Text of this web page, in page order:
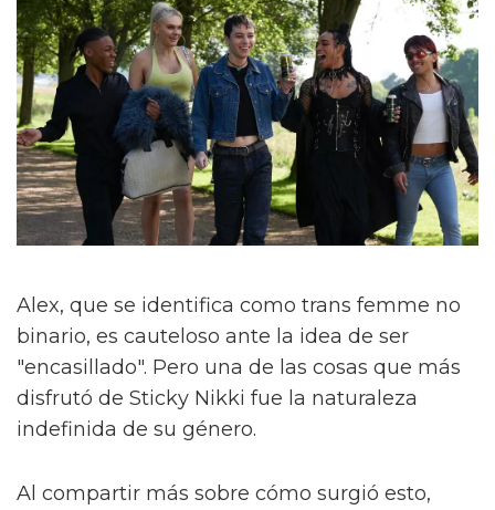
Alex, que se identifica como trans femme no
binario, es cauteloso ante la idea de ser
"encasillado". Pero una de las cosas que más
disfrutó de Sticky Nikki fue la naturaleza
indefinida de su género.
Al compartir más sobre cómo surgió esto,